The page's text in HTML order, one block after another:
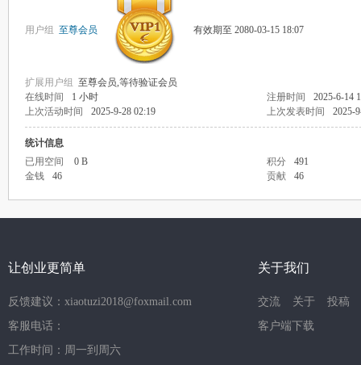
用户组 至尊会员 有效期至 2080-03-15 18:07
扩展用户组 至尊会员,等待验证会员
在线时间
1 小时 注册时间
2025-6-14
上次活动时间
2025-9-28 02:19 上次发表时间 2025-
统计信息
已用空间
0 B 积分
491
金钱
46 贡献 46
让创业更简单
反馈建议：xiaotuzi2018@foxmail.com
客服电话：
工作时间：周一到周六
关于我们
交流 关于
投稿
客户端下载